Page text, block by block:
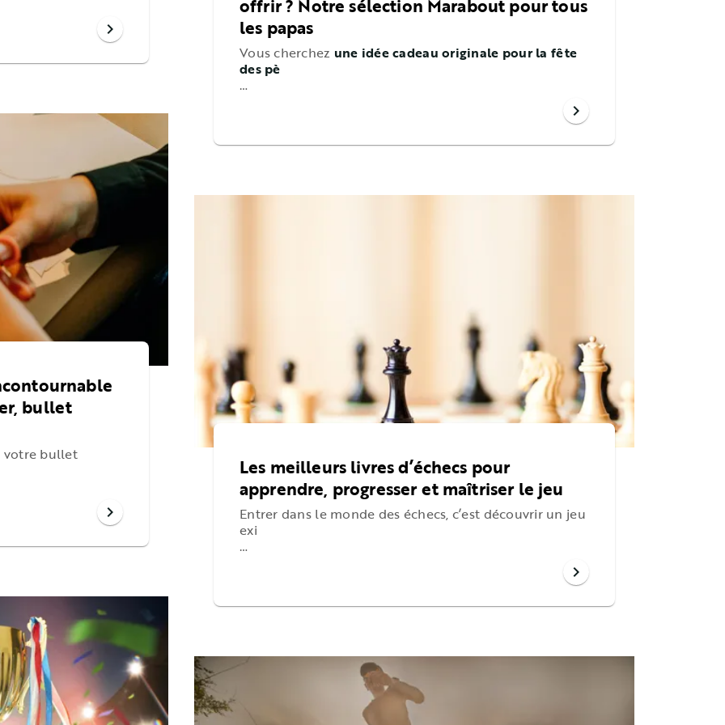
chevron_right
bullet
votre bullet
chevron_right
offrir ? Notre sélection Marabout pour tous
les papas
Vous cherchez une idée cadeau originale pour la fête
des pè
…
chevron_right
Les meilleurs livres d’échecs pour
apprendre, progresser et maîtriser le jeu
Entrer dans le monde des échecs, c’est découvrir un jeu
exi
…
chevron_right